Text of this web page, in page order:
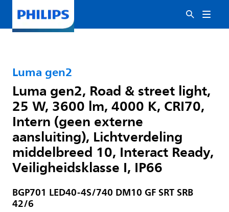
Luma gen2
Luma gen2, Road & street light,
25 W, 3600 lm, 4000 K, CRI70,
Intern (geen externe
aansluiting), Lichtverdeling
middelbreed 10, Interact Ready,
Veiligheidsklasse I, IP66
BGP701 LED40-4S/740 DM10 GF SRT SRB
42/6